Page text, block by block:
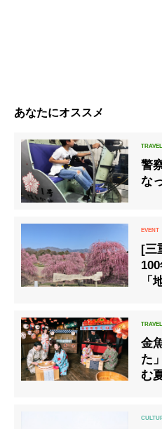
あなたにオススメ
警
な
[三
「
15
金
た
む